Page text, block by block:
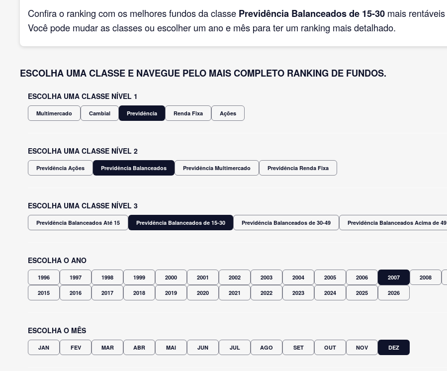
Confira o ranking com os melhores fundos da classe Previdência Balanceados de 15-30 mais rentáveis
Você pode mudar as classes ou escolher um ano e mês para ter um ranking mais detalhado.
ESCOLHA UMA CLASSE E NAVEGUE PELO MAIS COMPLETO RANKING DE FUNDOS.
ESCOLHA UMA CLASSE NÍVEL 1
Multimercado Cambial Previdência Renda Fixa Ações
ESCOLHA UMA CLASSE NÍVEL 2
Previdência Ações Previdência Balanceados Previdência Multimercado Previdência Renda Fixa
ESCOLHA UMA CLASSE NÍVEL 3
Previdência Balanceados Até 15 Previdência Balanceados de 15-30 Previdência Balanceados de 30-49 Previdência Balanceados Acima de 49
ESCOLHA O ANO
1996 1997 1998 1999 2000 2001 2002 2003 2004 2005 2006 2007 2008
2015 2016 2017 2018 2019 2020 2021 2022 2023 2024 2025 2026
ESCOLHA O MÊS
JAN FEV MAR ABR MAI JUN JUL AGO SET OUT NOV DEZ